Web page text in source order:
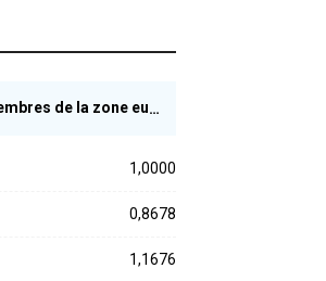
de la zone euro
1,0000
0,8678
1,1676